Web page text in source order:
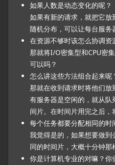
如果人数是动态变化的呢？
如果有新的请求，就把它
随机分布，可以让每台服务
在资源不够时该怎么协调资
那就将I/O密集型和CPU密
可以吗？
怎么讲这些方法组合起来呢
那就在收到请求时将他们放
有服务器是空闲的，就从
间片。在时间片用完之后，
每个任务都要分配相同的时
我觉得是的，如果想要做
同的时间片，大概十分钟那
你是计算机专业的对嘛？你